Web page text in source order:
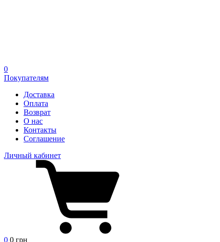
0
Покупателям
Доставка
Оплата
Возврат
О нас
Контакты
Соглашение
Личный кабинет
0 0 грн